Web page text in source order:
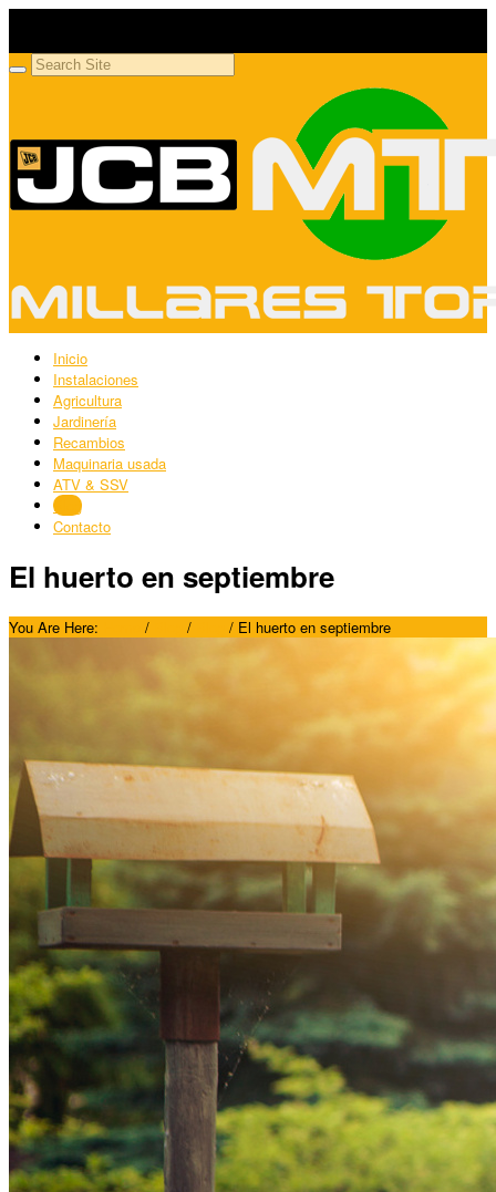
Inicio
Instalaciones
Agricultura
Jardinería
Recambios
Maquinaria usada
ATV & SSV
Blog
Contacto
El huerto en septiembre
You Are Here: / / / El huerto en septiembre